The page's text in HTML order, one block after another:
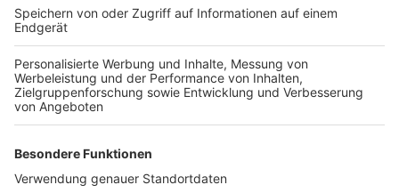
des Marktes auch eine Fahrrad-Codierung an. Durch die
Nummer können die Räder nach einem Diebstahl dem
Eigentümer zugeordnet werden. Außerdem schreckt
sie Diebe ab, die ihre Ware durch die Codierung
schlechter verkaufen können. Eine Codierung kostet
16 Euro. Der Fahrradmarkt geht von 10 bis 14 Uhr.
Anzeige